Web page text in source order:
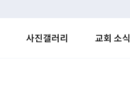
사진갤러리 교회 소식